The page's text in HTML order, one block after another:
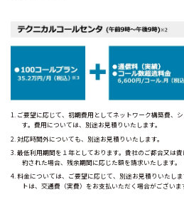
ご要望に応じて、初期費用としてネットワーク構築費、
す。費用については、別途お見積りいたします。
対応時間外についても、別途お見積りいたします。
最低利用期間を１年としております。貴社のご都合又は
約された場合、残余期間に応じた額を請求いたします。
料金については、ご要望に応じて、別途お見積りいたし
トは、交通費（実費）をお支払いただく場合がございま